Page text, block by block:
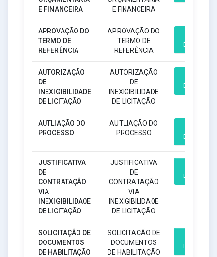
E FINANCEIRA
E FINANCEIRA
APROVAÇÃO DO
TERMO DE
REFERÊNCIA
APROVAÇÃO DO
TERMO DE
REFERÊNCIA
Download
AUTORIZAÇÃO
DE
INEXIGIBILIDADE
DE LICITAÇÃO
AUTORIZAÇÃO
DE
INEXIGIBILIDADE
DE LICITAÇÃO
Download
AUTLIAÇÃO DO
PROCESSO
AUTLIAÇÃO DO
PROCESSO
Download
JUSTIFICATIVA
DE
CONTRATAÇÃO
VIA
INEXIGIBILIDA0E
DE LICITAÇÃO
JUSTIFICATIVA
DE
CONTRATAÇÃO
VIA
INEXIGIBILIDA0E
DE LICITAÇÃO
Download
SOLICITAÇÃO DE
DOCUMENTOS
DE HABILITAÇÃO
SOLICITAÇÃO DE
DOCUMENTOS
DE HABILITAÇÃO
Download